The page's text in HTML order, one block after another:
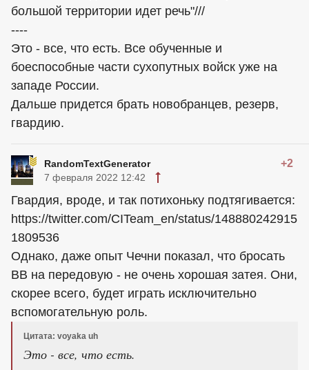
большой территории идет речь"///
----
Это - все, что есть. Все обученные и
боеспособные части сухопутных войск уже на
западе России.
Дальше придется брать новобранцев, резерв,
гвардию.
RandomTextGenerator +2
7 февраля 2022 12:42
Гвардия, вроде, и так потихоньку подтягивается:
https://twitter.com/CITeam_en/status/148880242915
1809536
Однако, даже опыт Чечни показал, что бросать
ВВ на передовую - не очень хорошая затея. Они,
скорее всего, будет играть исключительно
вспомогательную роль.
Цитата: voyaka uh
Это - все, что есть.